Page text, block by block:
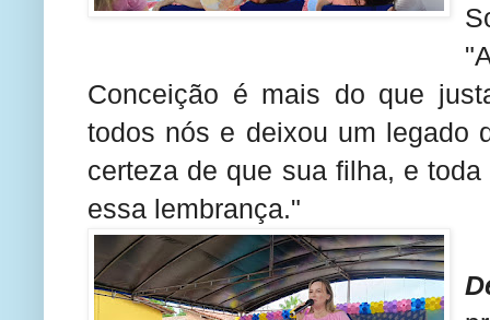
Conceição é mais do que
todos nós e deixou um legado
certeza de que sua filha, e
essa lembrança."